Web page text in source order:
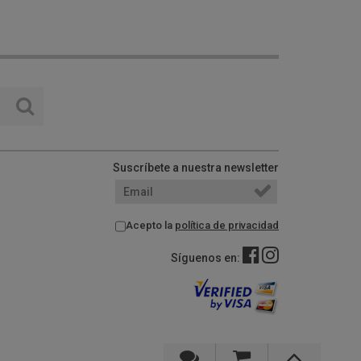
Suscríbete a nuestra newsletter
Acepto la política de privacidad
Síguenos en: